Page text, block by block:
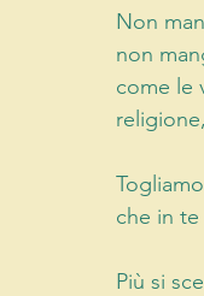
Non
non
come le
che in
Più si